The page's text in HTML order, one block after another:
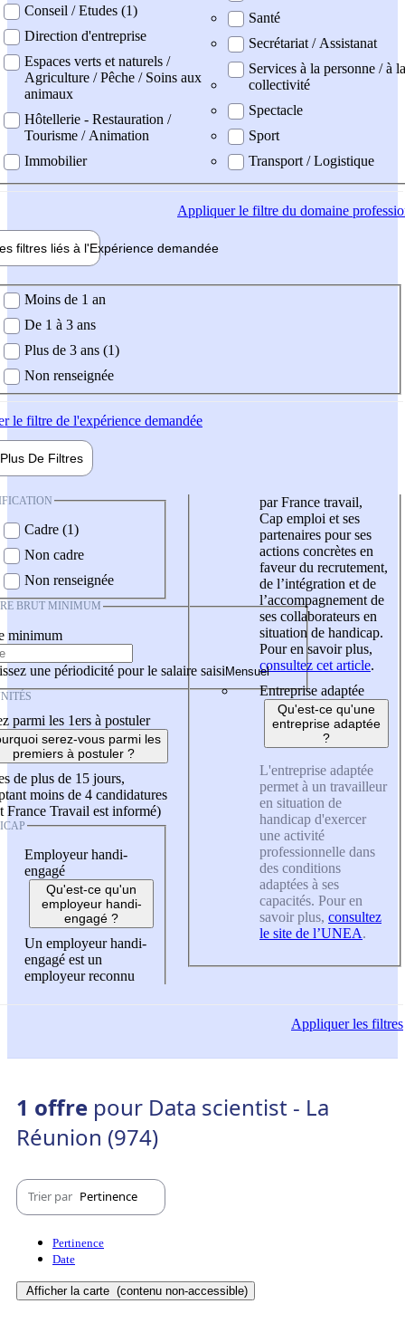
Conseil / Etudes (1)
Direction d'entreprise
Espaces verts et naturels /
Agriculture / Pêche / Soins aux
animaux
Hôtellerie - Restauration /
Tourisme / Animation
Immobilier
Santé
Secrétariat / Assistanat
Services à la personne / à la
collectivité
Spectacle
Sport
Transport / Logistique
Appliquerle filtre du domaine
filtres liés à l'Expérience demandée
demandée
Moins de 1 an
De 1 à 3 ans
Plus de 3 ans (1)
Non renseignée
le filtre de l'expérience demandée
Plus De Filtres
Cadre (1)
Non cadre
Non renseignée
BRUT MINIMUM
minimum
une périodicité pour le salaire saisi
parmi les 1ers à postuler
serez-vous parmi les
premiers à postuler ?
de plus de 15 jours,
moins de 4 candidatures
France Travail est informé)
Employeur handi-
engagé
Qu'est-ce qu'un
employeur handi-
engagé ?
Un employeur handi-
engagé est un
employeur reconnu
par France travail,
Cap emploi et ses
partenaires pour ses
actions concrètes en
faveur du recrutement,
de l’intégration et de
l’accompagnement de
ses collaborateurs en
situation de handicap.
Pour en savoir plus,
consultez cet article.
Entreprise adaptée
Qu'est-ce qu'une
entreprise adaptée
?
L'entreprise adaptée
permet à un travailleur
en situation de
handicap d'exercer
une activité
professionnelle dans
des conditions
adaptées à ses
capacités. Pour en
savoir plus, consultez
le site de l’UNEA.
Appliquerles filtres
1 offre pour Data scientist - La
Réunion (974)
Trier par Pertinence
Pertinence
Date
Afficher la carte (contenu non-accessible)